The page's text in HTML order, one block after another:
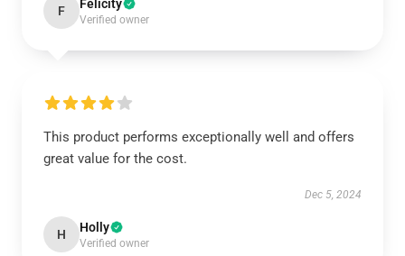
F Felicity
Verified owner
This product performs exceptionally well and offers
great value for the cost.
Dec 5, 2024
H Holly
Verified owner